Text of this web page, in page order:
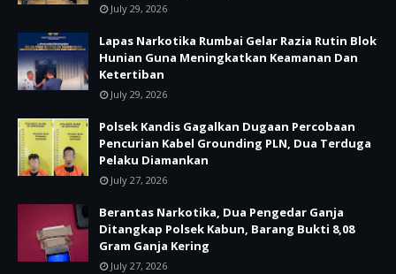
July 29, 2026
Lapas Narkotika Rumbai Gelar Razia Rutin Blok
Hunian Guna Meningkatkan Keamanan Dan
Ketertiban
July 29, 2026
Polsek Kandis Gagalkan Dugaan Percobaan
Pencurian Kabel Grounding PLN, Dua Terduga
Pelaku Diamankan
July 27, 2026
Berantas Narkotika, Dua Pengedar Ganja
Ditangkap Polsek Kabun, Barang Bukti 8,08
Gram Ganja Kering
July 27, 2026